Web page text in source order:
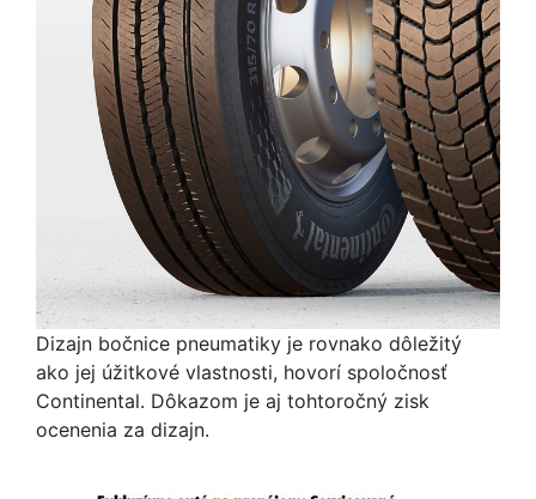
Dizajn bočnice pneumatiky je rovnako dôležitý
ako jej úžitkové vlastnosti, hovorí spoločnosť
Continental. Dôkazom je aj tohtoročný zisk
ocenenia za dizajn.